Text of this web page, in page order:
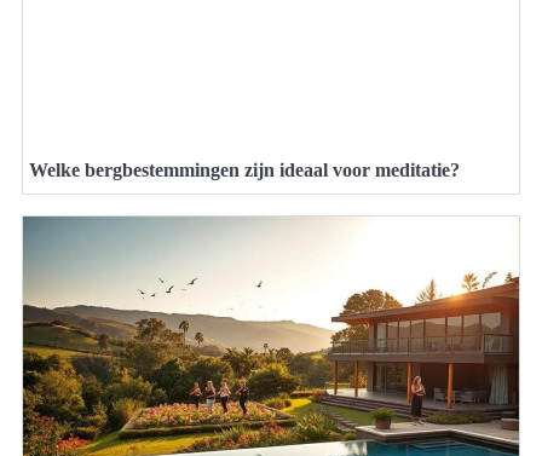
Welke bergbestemmingen zijn ideaal voor meditatie?